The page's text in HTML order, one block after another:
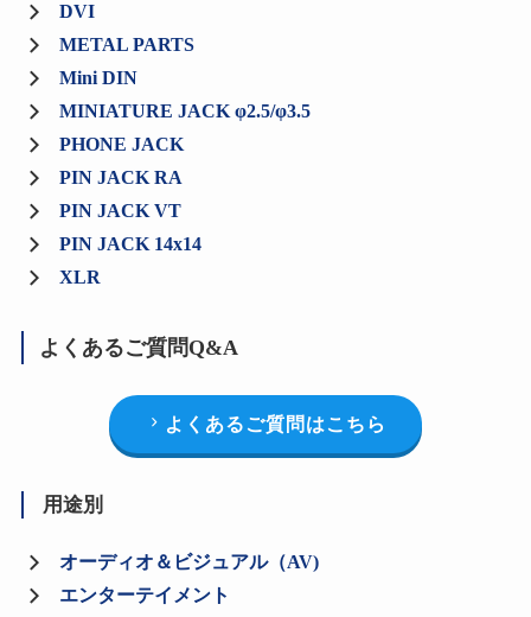
DVI
METAL PARTS
Mini DIN
MINIATURE JACK φ2.5/φ3.5
PHONE JACK
PIN JACK RA
PIN JACK VT
PIN JACK 14x14
XLR
よくあるご質問Q&A
よくあるご質問はこちら
用途別
オーディオ＆ビジュアル（AV)
エンターテイメント